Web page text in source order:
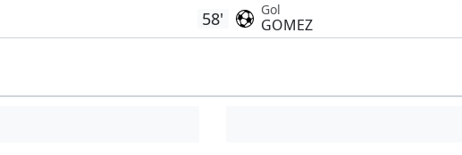
58' Gol
GOMEZ